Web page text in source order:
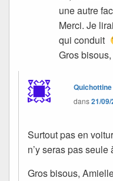
une autre
Merci. Je
qui conduit
Gros
Quichottine
dans21/
Surtout pas en
n’y seras pas seule
Gros bisous,